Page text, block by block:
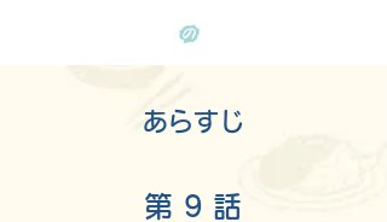
あらすじ
​第 9 話